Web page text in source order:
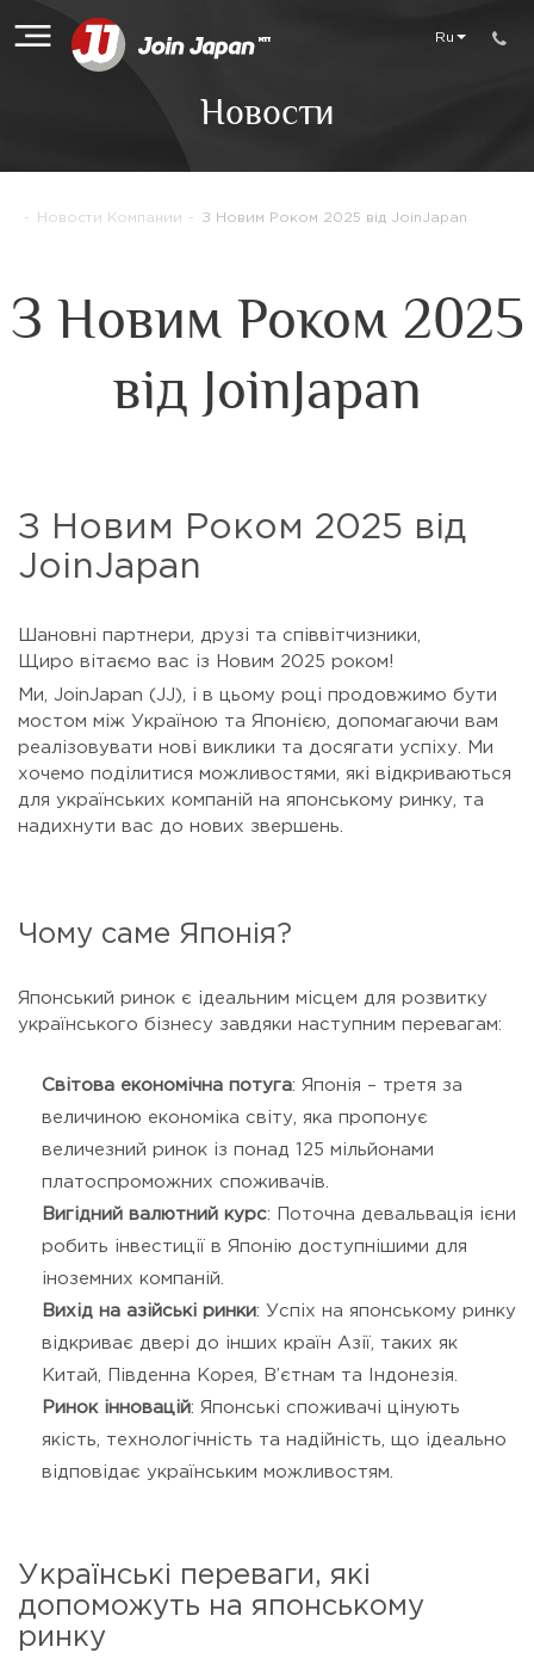
Ru
Новости
- Новости Компании - З Новим Роком 2025 від JoinJapan
З Новим Роком 2025
від JoinJapan
З Новим Роком 2025 від
JoinJapan
Шановні партнери, друзі та співвітчизники,
Щиро вітаємо вас із Новим 2025 роком!
Ми, JoinJapan (JJ), і в цьому році продовжимо бути
мостом між Україною та Японією, допомагаючи вам
реалізовувати нові виклики та досягати успіху. Ми
хочемо поділитися можливостями, які відкриваються
для українських компаній на японському ринку, та
надихнути вас до нових звершень.
Чому саме Японія?
Японський ринок є ідеальним місцем для розвитку
українського бізнесу завдяки наступним перевагам:
Світова економічна потуга: Японія – третя за
величиною економіка світу, яка пропонує
величезний ринок із понад 125 мільйонами
платоспроможних споживачів.
Вигідний валютний курс: Поточна девальвація ієни
робить інвестиції в Японію доступнішими для
іноземних компаній.
Вихід на азійські ринки: Успіх на японському ринку
відкриває двері до інших країн Азії, таких як
Китай, Південна Корея, В’єтнам та Індонезія.
Ринок інновацій: Японські споживачі цінують
якість, технологічність та надійність, що ідеально
відповідає українським можливостям.
Українські переваги, які
допоможуть на японському
ринку